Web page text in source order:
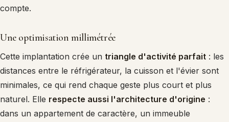
compte.
Une optimisation millimétrée
Cette implantation crée un triangle d'activité parfait : les
distances entre le réfrigérateur, la cuisson et l'évier sont
minimales, ce qui rend chaque geste plus court et plus
naturel. Elle respecte aussi l'architecture d'origine :
dans un appartement de caractère, un immeuble